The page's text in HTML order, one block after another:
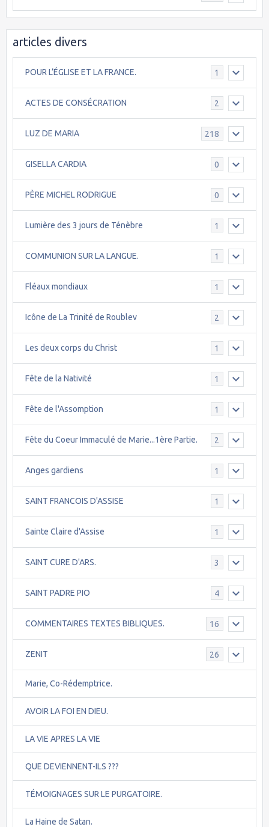
articles divers
POUR L’ÉGLISE ET LA FRANCE. 1
ACTES DE CONSÉCRATION 2
LUZ DE MARIA 218
GISELLA CARDIA 0
PÈRE MICHEL RODRIGUE 0
Lumière des 3 jours de Ténèbre 1
COMMUNION SUR LA LANGUE. 1
Fléaux mondiaux 1
Icône de La Trinité de Roublev 2
Les deux corps du Christ 1
Fête de la Nativité 1
Fête de l'Assomption 1
Fête du Coeur Immaculé de Marie...1ère Partie. 2
Anges gardiens 1
SAINT FRANCOIS D'ASSISE 1
Sainte Claire d'Assise 1
SAINT CURE D'ARS. 3
SAINT PADRE PIO 4
COMMENTAIRES TEXTES BIBLIQUES. 16
ZENIT 26
Marie, Co-Rédemptrice.
AVOIR LA FOI EN DIEU.
LA VIE APRES LA VIE
QUE DEVIENNENT-ILS ???
TÉMOIGNAGES SUR LE PURGATOIRE.
La Haine de Satan.